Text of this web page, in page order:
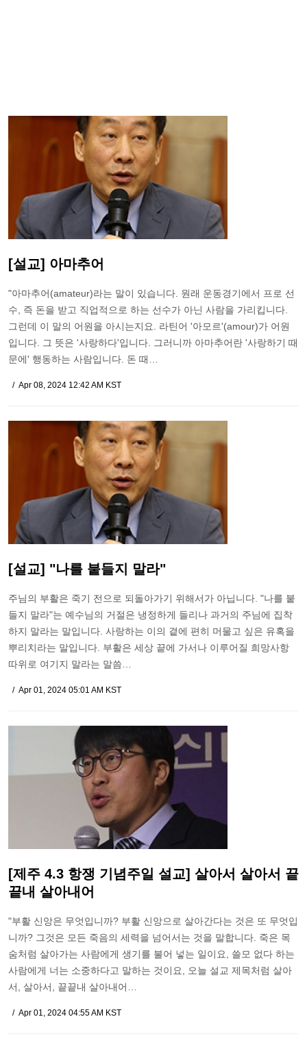
[설교] 아마추어
"아마추어(amateur)라는 말이 있습니다. 원래 운동경기에서 프로 선
수, 즉 돈을 받고 직업적으로 하는 선수가 아닌 사람을 가리킵니다.
그런데 이 말의 어원을 아시는지요. 라틴어 '아모르'(amour)가 어원
입니다. 그 뜻은 '사랑하다'입니다. 그러니까 아마추어란 '사랑하기 때
문에' 행동하는 사람입니다. 돈 때…
Apr 08, 2024 12:42 AM KST
[설교] "나를 붙들지 말라"
주님의 부활은 죽기 전으로 되돌아가기 위해서가 아닙니다. "나를 붙
들지 말라"는 예수님의 거절은 냉정하게 들리나 과거의 주님에 집착
하지 말라는 말입니다. 사랑하는 이의 곁에 편히 머물고 싶은 유혹을
뿌리치라는 말입니다. 부활은 세상 끝에 가서나 이루어질 희망사항
따위로 여기지 말라는 말씀…
Apr 01, 2024 05:01 AM KST
[제주 4.3 항쟁 기념주일 설교] 살아서 살아서 끝
끝내 살아내어
"부활 신앙은 무엇입니까? 부활 신앙으로 살아간다는 것은 또 무엇입
니까? 그것은 모든 죽음의 세력을 넘어서는 것을 말합니다. 죽은 목
숨처럼 살아가는 사람에게 생기를 불어 넣는 일이요, 쓸모 없다 하는
사람에게 너는 소중하다고 말하는 것이요, 오늘 설교 제목처럼 살아
서, 살아서, 끝끝내 살아내어…
Apr 01, 2024 04:55 AM KST